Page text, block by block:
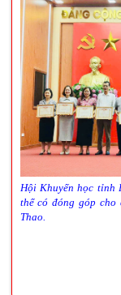
Hội Khuyến học tỉnh
thể có đóng góp cho
Thao.